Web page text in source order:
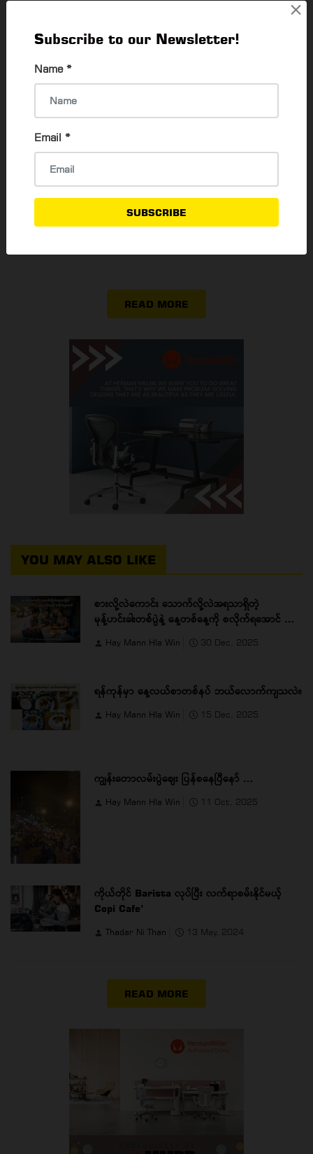
×
Subscribe to our Newsletter!
Name *
Email *
SUBSCRIBE
ကော်ဖီဆိုင် (၁၀) ဆိုင်
အချိန်အကန့်အသတ်ချက်မရှိ အ၀စားလို့ရတဲ့ ရန်ကုန်
Thadar Ni Than 23 Mar, 2023
ရန်ကုန်မြို့ ညအလှကို အကောင်းဆုံး ခံစားနိုင်မယ့်
Rooftop Bar (၁၀) ခု
READ MORE
YOU MAY ALSO LIKE
စားလို့လဲကောင်း သောက်လို့လဲအရသာရှိတဲ့
မုန့်ဟင်းခါးတစ်ပွဲနဲ့ နေ့တစ်နေ့ကို စလိုက်ရအောင် …
Hay Mann Hla Win 30 Dec, 2025
ရန်ကုန်မှာ နေ့လယ်စာတစ်နပ် ဘယ်လောက်ကျသလဲ။
Hay Mann Hla Win 15 Dec, 2025
ကျွန်းတောလမ်းပွဲဈေး ပြန်စနေပြီနော် …
Hay Mann Hla Win 11 Oct, 2025
ကိုယ်တိုင် Barista လုပ်ပြီး လက်ရာစမ်းနိုင်မယ့်
Copi Cafe’
Thadar Ni Than 13 May, 2024
READ MORE